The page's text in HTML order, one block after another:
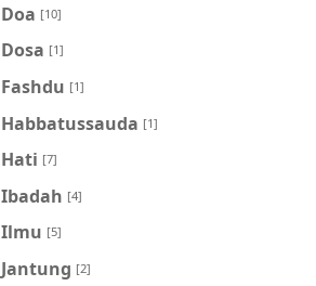
Doa [10]
Dosa [1]
Fashdu [1]
Habbatussauda [1]
Hati [7]
Ibadah [4]
Ilmu [5]
Jantung [2]